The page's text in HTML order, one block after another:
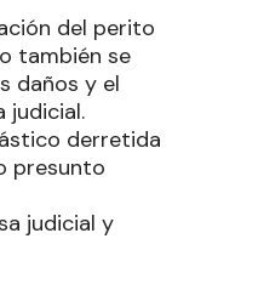
del perito
también se
daños y el
judicial.
derretida
presunto
judicial y